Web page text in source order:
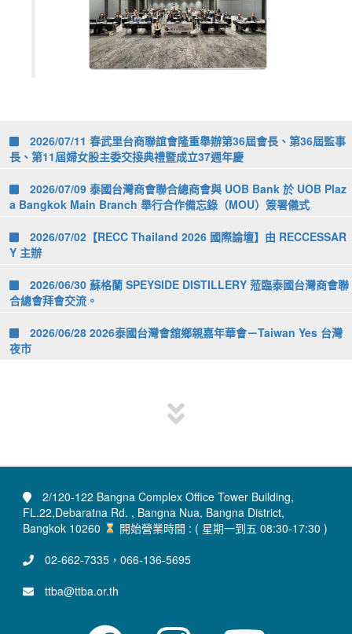
2026/07/11 春武里台商聯誼會隆重舉辦第36屆會長、第36屆監事
長、第11屆婦女股主委交接典禮暨成立37週年慶
2026/07/09 泰國台灣商會聯合總商會與 UOB Bank 於 UOB Plaz
a Bangkok Main Branch 舉行合作備忘錄（MOU）簽署儀式
2026/07/02【RECC Thailand 2026 國際論壇】由 RECCESSAR
Y 主辦
2026/06/30 蘇格蘭 SPEYSIDE DISTILLERY 蒞臨泰國台灣商會聯
合總會拜會交流。
2026/06/28 2026泰國台灣會舘鄉親嘉年華會－Taiwan Yes 台灣
夜市
2/120-122 Bangna Complex Office Tower Building,
FL.22,Debaratna Rd. , Bangna Nua, Bangna District,
Bangkok 10260
開始營業時間 : ( 星期一到五 08:30-17:30 )
02-662-7335，066-136-5695
ttba@ttba.or.th